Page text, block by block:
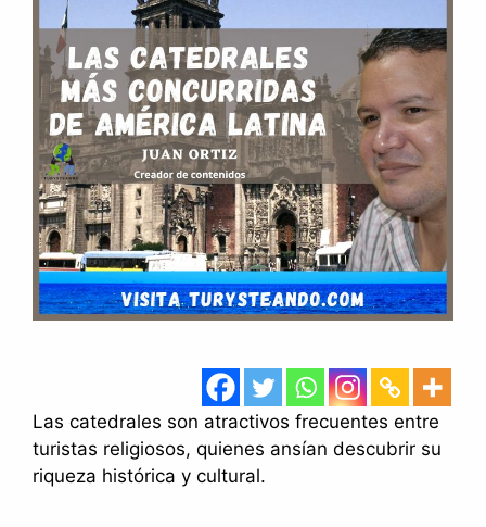
Las catedrales son atractivos frecuentes entre
turistas religiosos, quienes ansían descubrir su
riqueza histórica y cultural.